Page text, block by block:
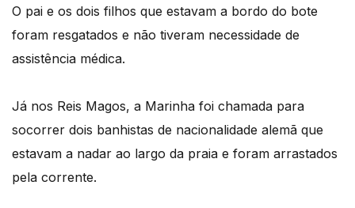
O pai e os dois filhos que estavam a bordo do bote
foram resgatados e não tiveram necessidade de
assistência médica.
Já nos Reis Magos, a Marinha foi chamada para
socorrer dois banhistas de nacionalidade alemã que
estavam a nadar ao largo da praia e foram arrastados
pela corrente.